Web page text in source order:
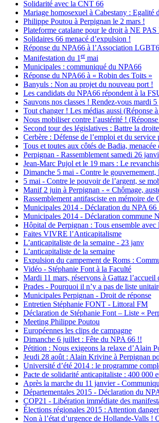
Solidarité avec la CNT 66
Mariage homosexuel à Cabestany : Egalité
Philippe Poutou à Perpignan le 2 mars !
Plateforme catalane pour le droit à NE
Solidaires 66 menacé d’expulsion !
Réponse du NPA66 à l’Association
Manifestation du 1 er mai
Municipales : communiqué du NPA66
Réponse du NPA66 à « Robin des Toits »
Banyuls : Non au projet du nouveau port !
Les candidats du NPA66 répondent à la
Sauvons nos classes ! Rendez-vous mardi
Tout changer ! Les médias aussi
Nous mobiliser contre l’austérité !
Second tour des législatives : Battre la
Cerbère : Défense de l’emploi et du
Tous et toutes aux côtés de Badia, menacée
Perpignan - Rassemblement samedi 26
Jean-Marc Pujol et le 19 mars : Le
Dimanche 5 mai - Contre le
5 mai - Contre le pouvoir de l’argent, se
Manif 2 juin à Perpignan - « Chômage,
Rassemblement antifasciste en mémoire de
Municipales 2014 - Déclaration du NPA 66
Municipales 2014 - Déclaration commune
Hôpital de Perpignan : Tous ensemble avec
Faites VIVRE l’Anticapitalisme
L’anticapitaliste de la semaine - 23 janv
L’anticapitaliste de la semaine
Expulsion du campement de Roms :
Vidéo - Stéphanie Font à la Faculté
Mardi 11 mars, réservons à Gattaz l’accueil
Prades - Pourquoi il n’y a pas de liste
Municipales Perpignan - Droit de réponse
Entretien Stéphanie FONT - Littoral FM
Déclaration de Stéphanie Font – Liste «
Meeting Philippe Poutou
Européennes les clips de campagne
Dimanche 6 juillet : Fête du NPA 66 !!
Pétition : Nous exigeons la relaxe d’Alain
Jeudi 28 août : Alain Krivine à Perpignan
Université d’été 2014 : le programme
Pacte de solidarité anticapitaliste : 400 000
Après la marche du 11 janvier -
Départementales 2015 - Déclaration du
COP21 - Libération immédiate des
Élections régionales 2015 : Attention
Non à l’état d’urgence de Hollande-Valls !